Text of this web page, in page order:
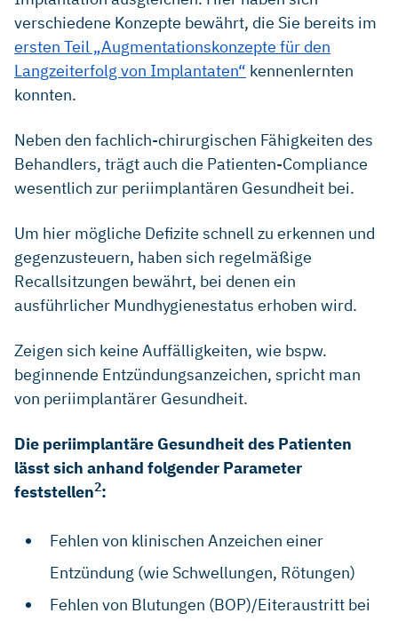
verschiedene Konzepte bewährt, die Sie bereits im
ersten Teil „Augmentationskonzepte für den
Langzeiterfolg von Implantaten“ kennenlernten
konnten.
Neben den fachlich-chirurgischen Fähigkeiten des
Behandlers, trägt auch die Patienten-Compliance
wesentlich zur periimplantären Gesundheit bei.
Um hier mögliche Defizite schnell zu erkennen und
gegenzusteuern, haben sich regelmäßige
Recallsitzungen bewährt, bei denen ein
ausführlicher Mundhygienestatus erhoben wird.
Zeigen sich keine Auffälligkeiten, wie bspw.
beginnende Entzündungsanzeichen, spricht man
von periimplantärer Gesundheit.
Die periimplantäre Gesundheit des Patienten
lässt sich anhand folgender Parameter
feststellen2:
Fehlen von klinischen Anzeichen einer
Entzündung (wie Schwellungen, Rötungen)
Fehlen von Blutungen (BOP)/Eiteraustritt bei